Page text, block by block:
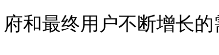
府和最终用户不断增长